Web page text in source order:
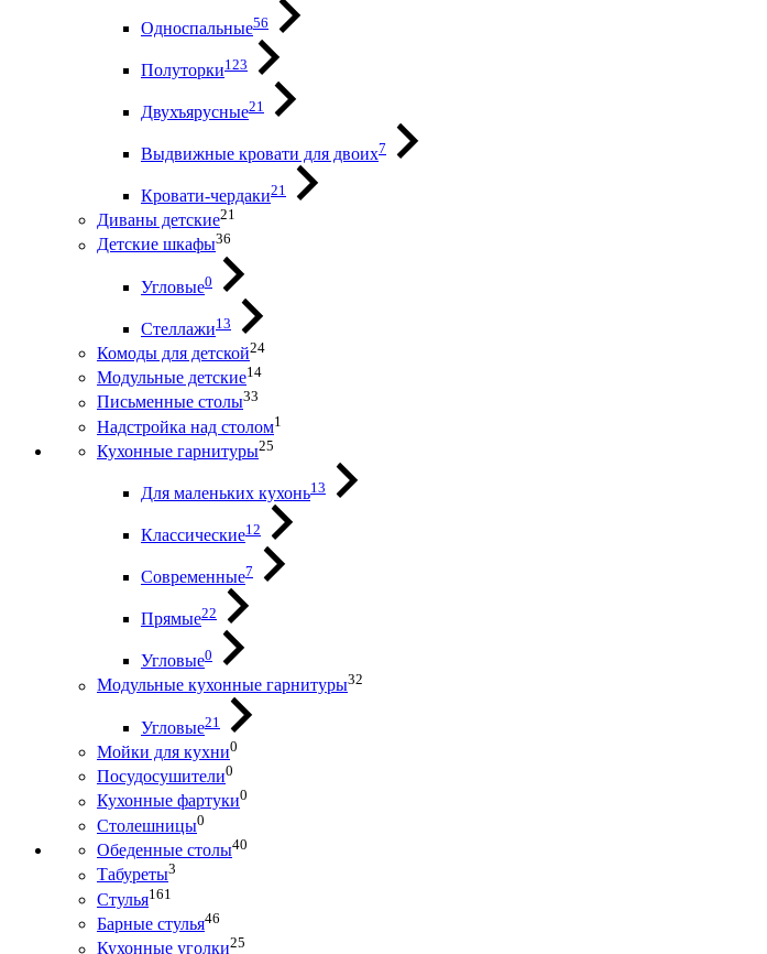
Односпальные56
Полуторки123
Двухъярусные21
Выдвижные кровати для двоих7
Кровати-чердаки21
Диваны детские21
Детские шкафы36
Угловые0
Стеллажи13
Комоды для детской24
Модульные детские14
Письменные столы33
Надстройка над столом1
Кухонные гарнитуры25
Для маленьких кухонь13
Классические12
Современные7
Прямые22
Угловые0
Модульные кухонные гарнитуры32
Угловые21
Мойки для кухни0
Посудосушители0
Кухонные фартуки0
Столешницы0
Обеденные столы40
Табуреты3
Стулья161
Барные стулья46
Кухонные уголки25